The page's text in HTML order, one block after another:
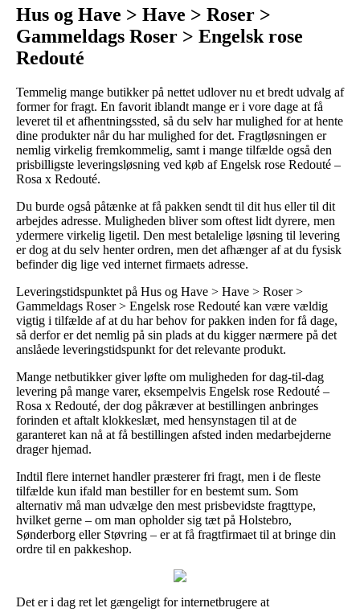
Hus og Have > Have > Roser >
Gammeldags Roser > Engelsk rose
Redouté
Temmelig mange butikker på nettet udlover nu et bredt udvalg af
former for fragt. En favorit iblandt mange er i vore dage at få
leveret til et afhentningssted, så du selv har mulighed for at hente
dine produkter når du har mulighed for det. Fragtløsningen er
nemlig virkelig fremkommelig, samt i mange tilfælde også den
prisbilligste leveringsløsning ved køb af Engelsk rose Redouté –
Rosa x Redouté.
Du burde også påtænke at få pakken sendt til dit hus eller til dit
arbejdes adresse. Muligheden bliver som oftest lidt dyrere, men
ydermere virkelig ligetil. Den mest betalelige løsning til levering
er dog at du selv henter ordren, men det afhænger af at du fysisk
befinder dig lige ved internet firmaets adresse.
Leveringstidspunktet på Hus og Have > Have > Roser >
Gammeldags Roser > Engelsk rose Redouté kan være vældig
vigtig i tilfælde af at du har behov for pakken inden for få dage,
så derfor er det nemlig på sin plads at du kigger nærmere på det
anslåede leveringstidspunkt for det relevante produkt.
Mange netbutikker giver løfte om muligheden for dag-til-dag
levering på mange varer, eksempelvis Engelsk rose Redouté –
Rosa x Redouté, der dog påkræver at bestillingen anbringes
forinden et aftalt klokkeslæt, med hensynstagen til at de
garanteret kan nå at få bestillingen afsted inden medarbejderne
drager hjemad.
Indtil flere internet handler præsterer fri fragt, men i de fleste
tilfælde kun ifald man bestiller for en bestemt sum. Som
alternativ må man udvælge den mest prisbevidste fragttype,
hvilket gerne – om man opholder sig tæt på Holstebro,
Sønderborg eller Støvring – er at få fragtfirmaet til at bringe din
ordre til en pakkeshop.
Det er i dag ret let gængeligt for internetbrugere at